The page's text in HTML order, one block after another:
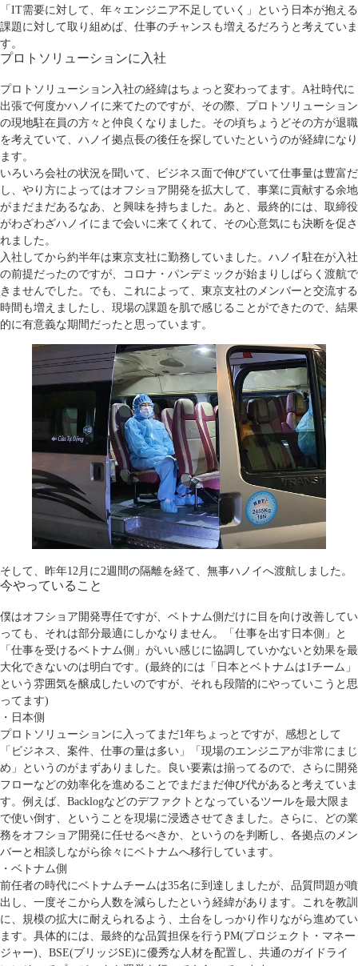
「IT需要に対して、年々エンジニア不足していく」という日本が抱える
課題に対して取り組めば、仕事のチャンスも増えるだろうと考えていま
す。
プロトソリューションに入社
プロトソリューション入社の経緯はちょっと変わってます。A社時代に
出張で何度かハノイに来てたのですが、その際、プロトソリューション
の現地駐在員の方々と仲良くなりました。その頃ちょうどその方が退職
を考えていて、ハノイ拠点長の後任を探していたというのが経緯になり
ます。
いろいろ会社の状況を聞いて、ビジネス面で伸びていて仕事量は豊富だ
し、やり方によってはオフショア開発を拡大して、事業に貢献する余地
がまだまだあるなあ、と興味を持ちました。あと、最終的には、取締役
がわざわざハノイにまで会いに来てくれて、その心意気にも決断を促さ
れました。
入社してから約半年は東京支社に勤務していました。ハノイ駐在が入社
の前提だったのですが、コロナ・パンデミックが始まりしばらく渡航で
きませんでした。でも、これによって、東京支社のメンバーと交流する
時間も増えましたし、現場の課題を肌で感じることができたので、結果
的に有意義な期間だったと思っています。
そして、昨年12月に2週間の隔離を経て、無事ハノイへ渡航しました。
今やっていること
僕はオフショア開発専任ですが、ベトナム側だけに目を向け改善してい
っても、それは部分最適にしかなりません。「仕事を出す日本側」と
「仕事を受けるベトナム側」がいい感じに協調していかないと効果を最
大化できないのは明白です。(最終的には「日本とベトナムは1チーム」
という雰囲気を醸成したいのですが、それも段階的にやっていこうと思
ってます)
・日本側
プロトソリューションに入ってまだ1年ちょっとですが、感想として
「ビジネス、案件、仕事の量は多い」「現場のエンジニアが非常にまじ
め」というのがまずありました。良い要素は揃ってるので、さらに開発
フローなどの効率化を進めることでまだまだ伸び代があると考えていま
す。例えば、Backlogなどのデファクトとなっているツールを最大限ま
で使い倒す、ということを現場に浸透させてきました。さらに、どの業
務をオフショア開発に任せるべきか、というのを判断し、各拠点のメン
バーと相談しながら徐々にベトナムへ移行しています。
・ベトナム側
前任者の時代にベトナムチームは35名に到達しましたが、品質問題が噴
出し、一度そこから人数を減らしたという経緯があります。これを教訓
に、規模の拡大に耐えられるよう、土台をしっかり作りながら進めてい
ます。具体的には、最終的な品質担保を行うPM(プロジェクト・マネー
ジャー)、BSE(ブリッジSE)に優秀な人材を配置し、共通のガイドライ